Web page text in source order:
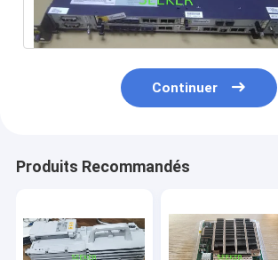
Continuer
Produits Recommandés